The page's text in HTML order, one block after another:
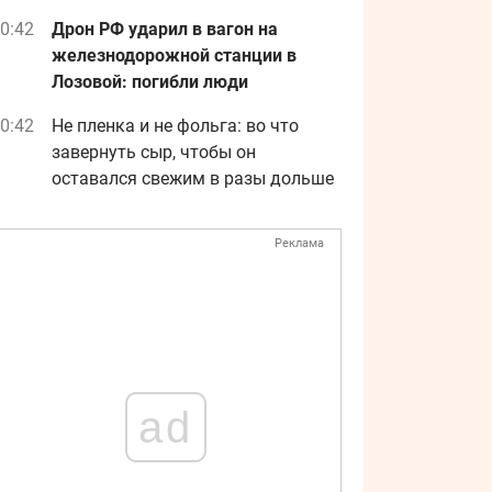
Дрон РФ ударил в вагон на
железнодорожной станции в
Лозовой: погибли люди
Не пленка и не фольга: во что
завернуть сыр, чтобы он
оставался свежим в разы дольше
Реклама
ad